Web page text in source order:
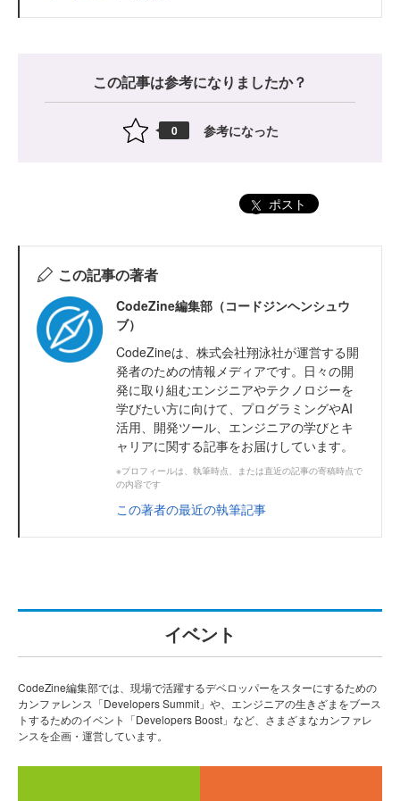
この記事は参考になりましたか？
0 参考になった
ポスト
この記事の著者
CodeZine編集部（コードジンヘンシュウ
ブ）
CodeZineは、株式会社翔泳社が運営する開
発者のための情報メディアです。日々の開
発に取り組むエンジニアやテクノロジーを
学びたい方に向けて、プログラミングやAI
活用、開発ツール、エンジニアの学びとキ
ャリアに関する記事をお届けしています。
※プロフィールは、執筆時点、または直近の記事の寄稿時点で
の内容です
この著者の最近の執筆記事
イベント
CodeZine編集部では、現場で活躍するデベロッパーをスターにするための
カンファレンス「Developers Summit」や、エンジニアの生きざまをブース
トするためのイベント「Developers Boost」など、さまざまなカンファレ
ンスを企画・運営しています。